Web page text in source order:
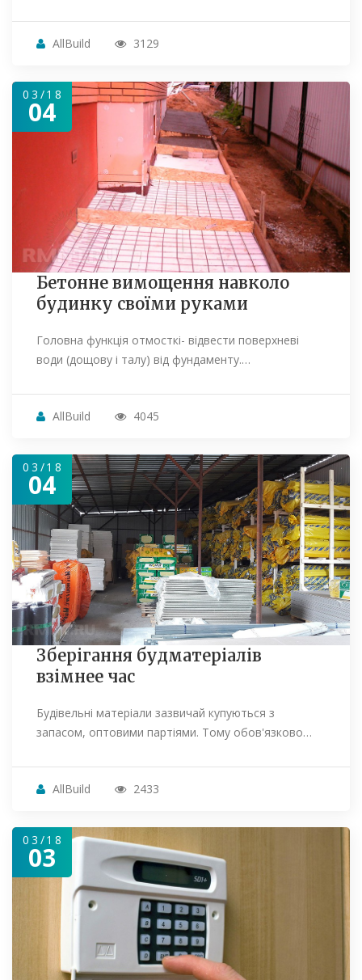
AllBuild 3129
03/18
04
Бетонне вимощення навколо
будинку своїми руками
Головна функція отмосткі- відвести поверхневі
води (дощову і талу) від фундаменту.…
AllBuild 4045
03/18
04
Зберігання будматеріалів
взімнее час
Будівельні матеріали зазвичай купуються з
запасом, оптовими партіями. Тому обов'язково…
AllBuild 2433
03/18
03